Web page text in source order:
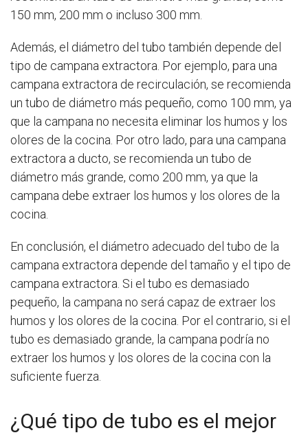
150 mm, 200 mm o incluso 300 mm.
Además, el diámetro del tubo también depende del
tipo de campana extractora. Por ejemplo, para una
campana extractora de recirculación, se recomienda
un tubo de diámetro más pequeño, como 100 mm, ya
que la campana no necesita eliminar los humos y los
olores de la cocina. Por otro lado, para una campana
extractora a ducto, se recomienda un tubo de
diámetro más grande, como 200 mm, ya que la
campana debe extraer los humos y los olores de la
cocina.
En conclusión, el diámetro adecuado del tubo de la
campana extractora depende del tamaño y el tipo de
campana extractora. Si el tubo es demasiado
pequeño, la campana no será capaz de extraer los
humos y los olores de la cocina. Por el contrario, si el
tubo es demasiado grande, la campana podría no
extraer los humos y los olores de la cocina con la
suficiente fuerza.
¿Qué tipo de tubo es el mejor